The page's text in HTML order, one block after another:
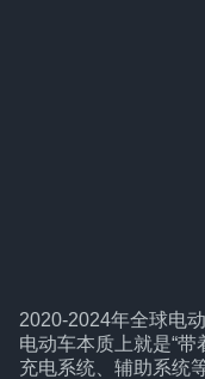
2020-2024年全球电
电动车本质上就是“带
充电系统、辅助系统